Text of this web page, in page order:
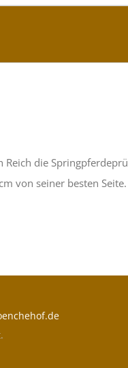
die
von seiner besten